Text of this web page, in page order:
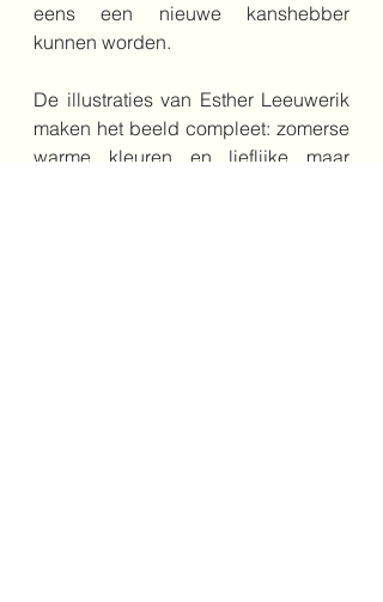
eens een nieuwe kanshebber
kunnen worden.
De illustraties van Esther Leeuwerik
maken het beeld compleet: zomerse
warme kleuren en lieflijke maar